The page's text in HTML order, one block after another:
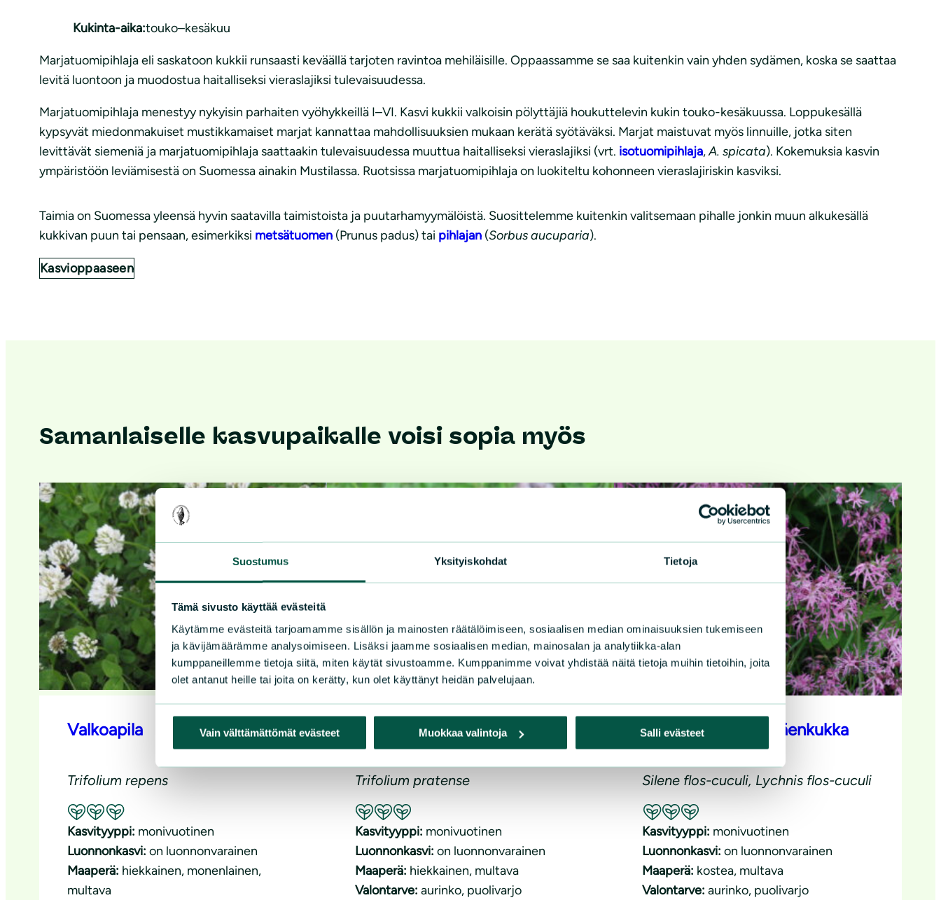
Suostumus Yksityiskohdat Tietoja
Tämä sivusto käyttää evästeitä
Käytämme evästeitä tarjoamamme sisällön ja mainosten räätälöimiseen, sosiaalisen median ominaisuuksien tukemiseen
ja kävijämäärämme analysoimiseen. Lisäksi jaamme sosiaalisen median, mainosalan ja analytiikka-alan
kumppaneillemme tietoja siitä, miten käytät sivustoamme. Kumppanimme voivat yhdistää näitä tietoja muihin tietoihin, joita
olet antanut heille tai joita on kerätty, kun olet käyttänyt heidän palvelujaan.
Vain välttämättömät evästeet Muokkaa valintoja Salli evästeet
Kukinta-aika:touko–kesäkuu
Marjatuomipihlaja eli saskatoon kukkii runsaasti keväällä tarjoten ravintoa mehiläisille. Oppaassamme se saa kuitenkin vain yhden sydämen, koska se saattaa
levitä luontoon ja muodostua haitalliseksi vieraslajiksi tulevaisuudessa.
Marjatuomipihlaja menestyy nykyisin parhaiten vyöhykkeillä I–VI. Kasvi kukkii valkoisin pölyttäjiä houkuttelevin kukin touko-kesäkuussa. Loppukesällä
kypsyvät miedonmakuiset mustikkamaiset marjat kannattaa mahdollisuuksien mukaan kerätä syötäväksi. Marjat maistuvat myös linnuille, jotka siten
levittävät siemeniä ja marjatuomipihlaja saattaakin tulevaisuudessa muuttua haitalliseksi vieraslajiksi (vrt. isotuomipihlaja,A. spicata). Kokemuksia kasvin
ympäristöön leviämisestä on Suomessa ainakin Mustilassa. Ruotsissa marjatuomipihlaja on luokiteltu kohonneen vieraslajiriskin kasviksi.
Taimia on Suomessa yleensä hyvin saatavilla taimistoista ja puutarhamyymälöistä. Suosittelemme kuitenkin valitsemaan pihalle jonkin muun alkukesällä
kukkivan puun tai pensaan, esimerkiksi metsätuomen (Prunus padus) tai pihlajan (Sorbus aucuparia).
Kasvioppaaseen
Samanlaiselle kasvupaikalle voisi sopia myös
Valkoapila
Trifolium repens
Suositeltavuus: Erinomainen pölyttäjäkasvi
Kasvityyppi: monivuotinen
Luonnonkasvi: on luonnonvarainen
Maaperä: hiekkainen, monenlainen
multava
Puna-apila
Trifolium pratense
Suositeltavuus: Erinomainen pölyttäjäkasvi
Kasvityyppi: monivuotinen
Luonnonkasvi: on luonnonvarainen
Maaperä: hiekkainen, multava
Valontarve: aurinko, puolivarjo
Niittykäenkukka, käenkukka
Silene flos-cuculi, Lychnis flos-cuculi
Suositeltavuus: Erinomainen pölyttäjäkasvi
Kasvityyppi: monivuotinen
Luonnonkasvi: on luonnonvarainen
Maaperä: kostea, multava
Valontarve: aurinko, puolivarjo